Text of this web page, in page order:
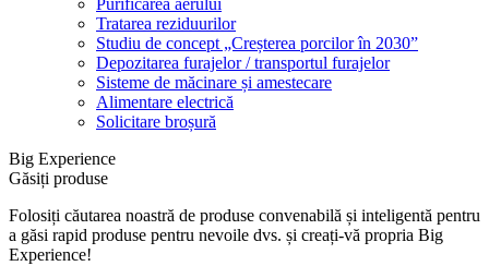
Purificarea aerului
Tratarea reziduurilor
Studiu de concept „Creșterea porcilor în 2030”
Depozitarea furajelor / transportul furajelor
Sisteme de măcinare și amestecare
Alimentare electrică
Solicitare broșură
Big Experience
Găsiți produse
Folosiți căutarea noastră de produse convenabilă și inteligentă pentru
a găsi rapid produse pentru nevoile dvs. și creați-vă propria Big
Experience!